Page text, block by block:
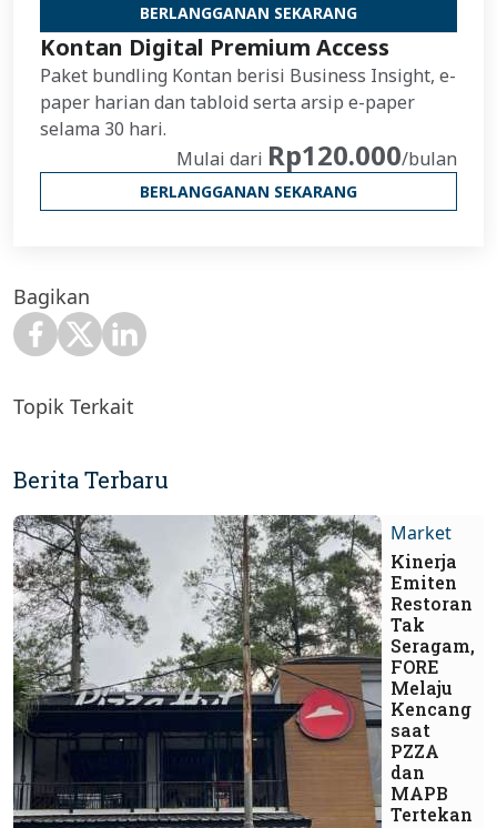
BERLANGGANAN SEKARANG
Kontan Digital Premium Access
Paket bundling Kontan berisi Business Insight, e-
paper harian dan tabloid serta arsip e-paper
selama 30 hari.
Mulai dari Rp120.000/bulan
BERLANGGANAN SEKARANG
Bagikan
Topik Terkait
Berita Terbaru
Market
Kinerja
Emiten
Restoran
Tak
Seragam,
FORE
Melaju
Kencang
saat
PZZA
dan
MAPB
Tertekan